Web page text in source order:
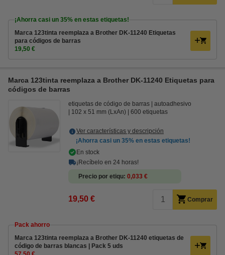
¡Ahorra casi un 35% en estas etiquetas!
Marca 123tinta reemplaza a Brother DK-11240 Etiquetas
para códigos de barras
19,50 €
Marca 123tinta reemplaza a Brother DK-11240 Etiquetas para
códigos de barras
etiquetas de código de barras
autoadhesivo
102 x 51 mm (LxAn)
600 etiquetas
Ver características y descripción
¡Ahorra casi un 35% en estas etiquetas!
En stock
¡Recíbelo en 24 horas!
Precio por etiqu 0,033 €
19,50 € Comprar
Pack ahorro
Marca 123tinta reemplaza a Brother DK-11240 etiquetas de
código de barras blancas | Pack 5 uds